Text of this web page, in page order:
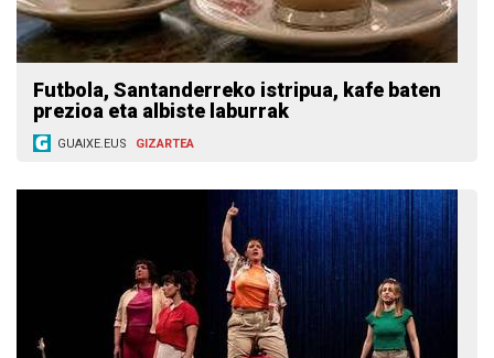
Futbola, Santanderreko istripua, kafe baten
prezioa eta albiste laburrak
GUAIXE.EUS GIZARTEA